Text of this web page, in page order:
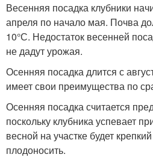
Весенняя посадка клубники
апреля по начало мая. Почва
10°С. Недостаток весенней
не дадут урожая.
Осенняя посадка длится с
имеет свои преимущества по
Осенняя посадка считается
поскольку клубника успевает
весной на участке будет
плодоносить.